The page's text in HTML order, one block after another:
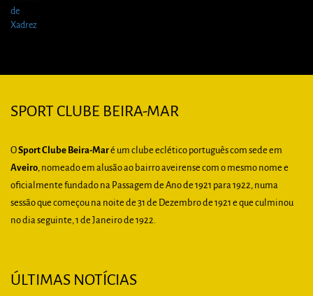
SPORT CLUBE BEIRA-MAR
OSport Clube Beira-Maré um clube eclético português com sede em
Aveiro, nomeado em alusão ao bairro aveirense com o mesmo nome e
oficialmente fundado na Passagem de Ano de 1921 para 1922, numa
sessão que começou na noite de 31 de Dezembro de 1921 e que culminou
no dia seguinte, 1 de Janeiro de 1922.
ÚLTIMAS NOTÍCIAS